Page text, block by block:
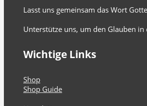
Lasst uns gemeinsam das Wort
Unterstütze uns, um den Glauben in
Wichtige Links
Shop
Shop Guide